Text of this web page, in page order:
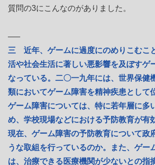
質問の3にこんなのがありました。
—–
三 近年、ゲームに過度にのめりこむこ
活や社会生活に著しい悪影響を及ぼすゲ
なっている。二〇一九年には、世界保健
類においてゲーム障害を精神疾患として
ゲーム障害については、特に若年層に多
め、学校現場などにおける予防教育が有
現在、ゲーム障害の予防教育について政
うな取組を行っているのか。また、ゲー
は、治療できる医療機関が少ないとの指